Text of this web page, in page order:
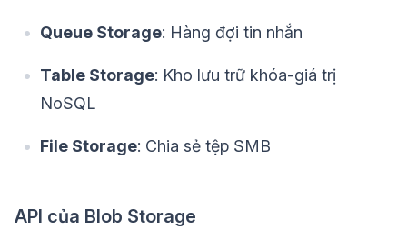
Queue Storage: Hàng đợi tin nhắn
Table Storage: Kho lưu trữ khóa-giá trị
NoSQL
File Storage: Chia sẻ tệp SMB
API của Blob Storage